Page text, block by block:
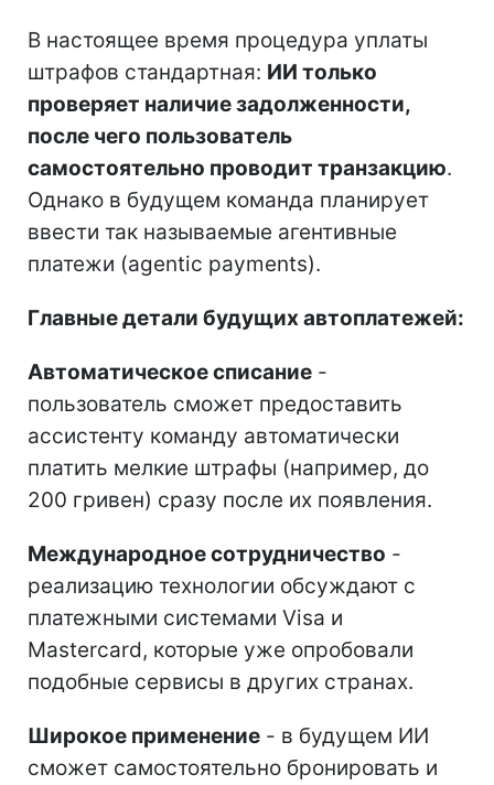
В настоящее время процедура уплаты
штрафов стандартная: ИИ только
проверяет наличие задолженности,
после чего пользователь
самостоятельно проводит транзакцию.
Однако в будущем команда планирует
ввести так называемые агентивные
платежи (agentic payments).
Главные детали будущих автоплатежей:
Автоматическое списание -
пользователь сможет предоставить
ассистенту команду автоматически
платить мелкие штрафы (например, до
200 гривен) сразу после их появления.
Международное сотрудничество -
реализацию технологии обсуждают с
платежными системами Visa и
Mastercard, которые уже опробовали
подобные сервисы в других странах.
Широкое применение - в будущем ИИ
сможет самостоятельно бронировать и